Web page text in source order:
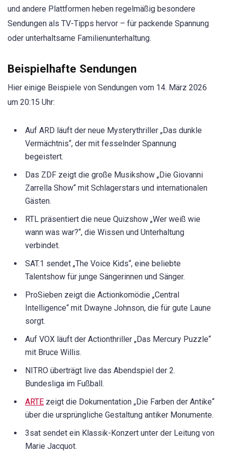
und andere Plattformen heben regelmäßig besondere
Sendungen als TV-Tipps hervor – für packende Spannung
oder unterhaltsame Familienunterhaltung.
Beispielhafte Sendungen
Hier einige Beispiele von Sendungen vom 14. März 2026
um 20:15 Uhr:
Auf ARD läuft der neue Mysterythriller „Das dunkle
Vermächtnis“, der mit fesselnder Spannung
begeistert.
Das ZDF zeigt die große Musikshow „Die Giovanni
Zarrella Show“ mit Schlagerstars und internationalen
Gästen.
RTL präsentiert die neue Quizshow „Wer weiß wie
wann was war?“, die Wissen und Unterhaltung
verbindet.
SAT.1 sendet „The Voice Kids“, eine beliebte
Talentshow für junge Sängerinnen und Sänger.
ProSieben zeigt die Actionkomödie „Central
Intelligence“ mit Dwayne Johnson, die für gute Laune
sorgt.
Auf VOX läuft der Actionthriller „Das Mercury Puzzle“
mit Bruce Willis.
NITRO überträgt live das Abendspiel der 2.
Bundesliga im Fußball.
ARTE zeigt die Dokumentation „Die Farben der Antike“
über die ursprüngliche Gestaltung antiker Monumente.
3sat sendet ein Klassik-Konzert unter der Leitung von
Marie Jacquot.